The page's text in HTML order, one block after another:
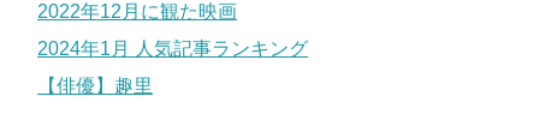
2022年12月に観た映画
2024年1月 人気記事ランキング
【俳優】趣里